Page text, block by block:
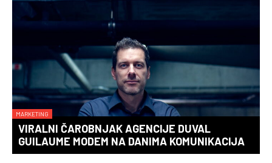
MARKETING
VIRALNI ČAROBNJAK AGENCIJE DUVAL
GUILAUME MODEM NA DANIMA KOMUNIKACIJA